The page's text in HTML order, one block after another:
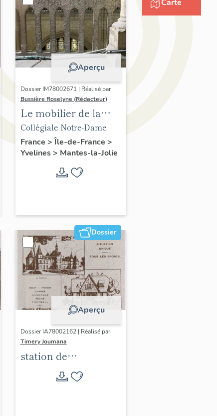
Aperçu
Dossier IM78002671 | Réalisé par
Bussière Roselyne (Rédacteur)
Le mobilier de la
collégiale
Collégiale Notre-Dame
France > Île-de-France >
Yvelines> Mantes-la-Jolie
Dossier
Aperçu
Dossier IA78002162 | Réalisé par
Timery Joumana
station de
villégiature
d'Elisabethville
Carte